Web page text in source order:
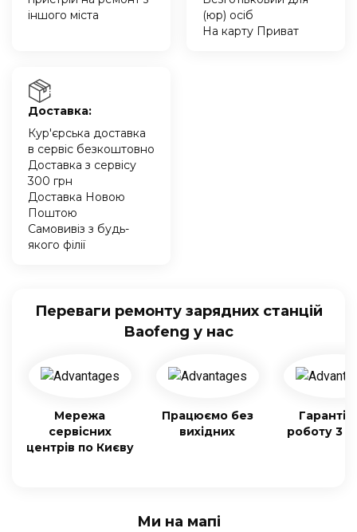
іншого міста
(юр) осіб
На карту Приват
Доставка:
Кур'єрська доставка
в сервіс безкоштовно
Доставка з сервісу
300 грн
Доставка Новою
Поштою
Самовивіз з будь-
якого філії
Переваги ремонту зарядних станцій
Baofeng у нас
Мережа
сервісних
центрів по Києву
Працюємо без
вихідних
Гарантія
роботу 3
Ми на мапі